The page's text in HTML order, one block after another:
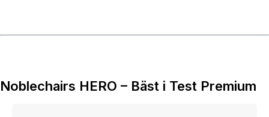
Noblechairs HERO – Bäst i Test Premium